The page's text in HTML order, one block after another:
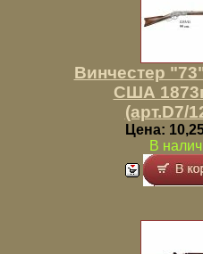
Винчестер
США
(арт.D7/
Цена:
В